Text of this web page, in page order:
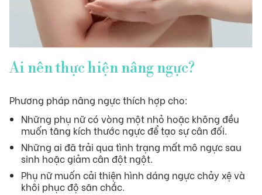
Ai nên thực hiện nâng ngực?
Phương pháp nâng ngực thích hợp cho:
Những phụ nữ có vòng một nhỏ hoặc không đều
muốn tăng kích thước ngực để tạo sự cân đối.
Những ai đã trải qua tình trạng mất mô ngực sau
sinh hoặc giảm cân đột ngột.
Phụ nữ muốn cải thiện hình dáng ngực chảy xệ và
khôi phục độ săn chắc.